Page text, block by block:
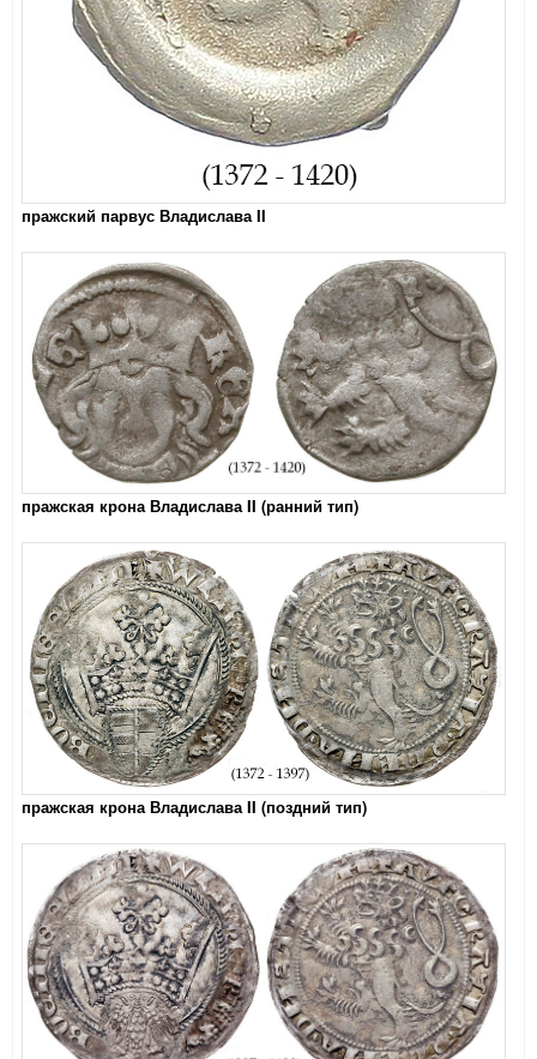
пражский парвус Владислава II
пражская крона Владислава II (ранний тип)
пражская крона Владислава II (поздний тип)